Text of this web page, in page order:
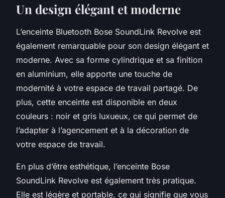
Un design élégant et moderne
L’enceinte Bluetooth Bose SoundLink Revolve est
également remarquable pour son design élégant et
moderne. Avec sa forme cylindrique et sa finition
en aluminium, elle apporte une touche de
modernité à votre espace de travail partagé. De
plus, cette enceinte est disponible en deux
couleurs : noir et gris luxueux, ce qui permet de
l’adapter à l’agencement et à la décoration de
votre espace de travail.
En plus d’être esthétique, l’enceinte Bose
SoundLink Revolve est également très pratique.
Elle est légère et portable, ce qui signifie que vous